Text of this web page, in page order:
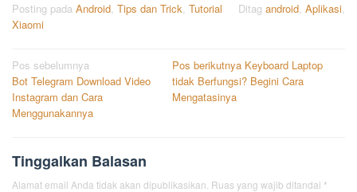
Posting pada Android, Tips dan Trick, Tutorial Ditag android, Aplikasi,
Xiaomi
Navigasi
pos
Pos sebelumnya
Bot Telegram Download Video
Instagram dan Cara
Menggunakannya
Pos berikutnyaKeyboard Laptop
tidak Berfungsi? Begini Cara
Mengatasinya
Tinggalkan Balasan
Alamat email Anda tidak akan dipublikasikan. Ruas yang wajib ditandai *